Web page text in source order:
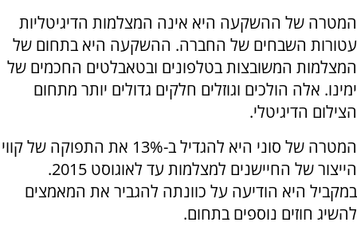
המטרה של ההשקעה היא אינה המצלמות הדיגיטליות
עטורות השבחים של החברה. ההשקעה היא בתחום של
המצלמות המשובצות בטלפונים ובטאבלטים החכמים של
ימינו. אלה הולכים וגוזלים חלקים גדולים יותר מתחום
הצילום הדיגיטלי.
המטרה של סוני היא להגדיל ב-13% את התפוקה של קווי
הייצור של החיישנים למצלמות עד לאוגוסט 2015.
במקביל היא הודיעה על כוונתה להגביר את המאמצים
להשיג חוזים נוספים בתחום.